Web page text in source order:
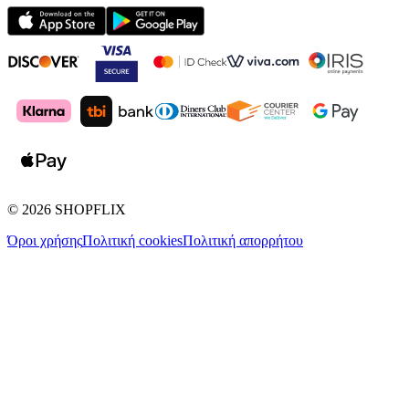
© 2026 SHOPFLIX
Όροι χρήσηςΠολιτική cookiesΠολιτική απορρήτου